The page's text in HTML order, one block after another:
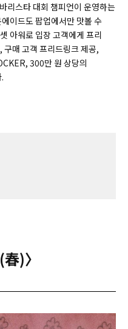
리스타 대회 챔피언이 운영하는
이드도 팝업에서만 맛볼 수
아워로 입장 고객에게 프리
매 고객 프리드링크 제공,
300만 원 상당의
)〉